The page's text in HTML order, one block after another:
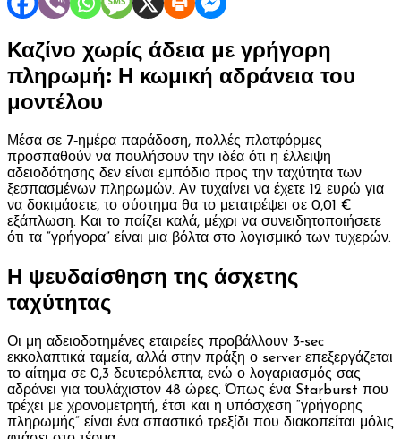
Καζίνο χωρίς άδεια με γρήγορη
πληρωμή: Η κωμική αδράνεια του
μοντέλου
Μέσα σε 7‑ημέρα παράδοση, πολλές πλατφόρμες
προσπαθούν να πουλήσουν την ιδέα ότι η έλλειψη
αδειοδότησης δεν είναι εμπόδιο προς την ταχύτητα των
ξεσπασμένων πληρωμών. Αν τυχαίνει να έχετε 12 ευρώ για
να δοκιμάσετε, το σύστημα θα το μετατρέψει σε 0,01 €
εξάπλωση. Και το παίζει καλά, μέχρι να συνειδητοποιήσετε
ότι τα “γρήγορα” είναι μια βόλτα στο λογισμικό των τυχερών.
Η ψευδαίσθηση της άσχετης
ταχύτητας
Οι μη αδειοδοτημένες εταιρείες προβάλλουν 3‑sec
εκκολαπτικά ταμεία, αλλά στην πράξη ο server επεξεργάζεται
το αίτημα σε 0,3 δευτερόλεπτα, ενώ ο λογαριασμός σας
αδράνει για τουλάχιστον 48 ώρες. Όπως ένα Starburst που
τρέχει με χρονομετρητή, έτσι και η υπόσχεση “γρήγορης
πληρωμής” είναι ένα σπαστικό τρεξίδι που διακοπείται μόλις